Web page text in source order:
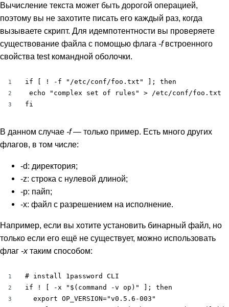
Вычисление текста может быть дорогой операцией,
поэтому вы не захотите писать его каждый раз, когда
вызываете скрипт. Для идемпотентности вы проверяете
существование файла с помощью флага -fвстроенного
свойства test командной оболочки.
1
2
3
if [ ! -f "/etc/conf/foo.txt" ]; then
echo "complex set of rules" > /etc/conf/foo.txt
fi
В данном случае -f— только пример. Есть много других
флагов, в том числе:
-d: директория;
-z: строка с нулевой длиной;
-p: пайп;
-x: файл с разрешением на исполнение.
Например, если вы хотите установить бинарный файл, но
только если его ещё не существует, можно использовать
флаг -xтаким способом:
1
2
3
# install 1password CLI
if ! [ -x "$(command -v op)" ]; then
  export OP_VERSION="v0.5.6-003"